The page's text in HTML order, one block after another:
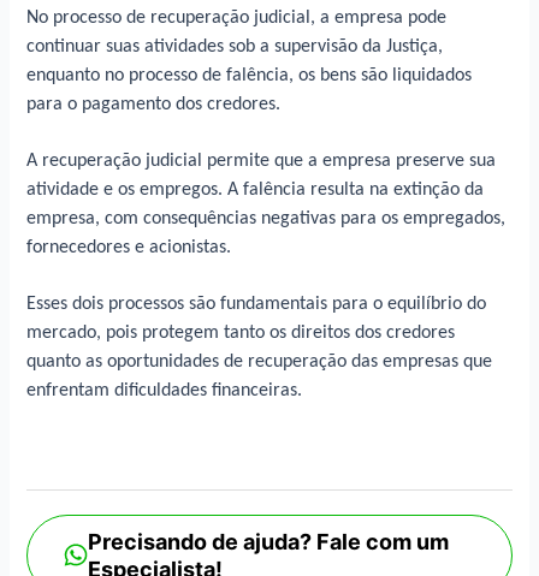
No processo de recuperação judicial, a empresa pode
continuar suas atividades sob a supervisão da Justiça,
enquanto no processo de falência, os bens são liquidados
para o pagamento dos credores.
A recuperação judicial permite que a empresa preserve sua
atividade e os empregos. A falência resulta na extinção da
empresa, com consequências negativas para os empregados,
fornecedores e acionistas.
Esses dois processos são fundamentais para o equilíbrio do
mercado, pois protegem tanto os direitos dos credores
quanto as oportunidades de recuperação das empresas que
enfrentam dificuldades financeiras.
Precisando de ajuda? Fale com um
Especialista!